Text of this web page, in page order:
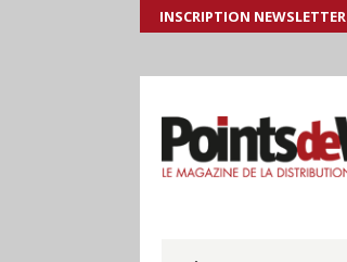
INSCRIPTION NEWSLETTER